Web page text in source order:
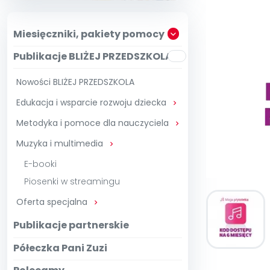
Strefy,
Kuratora
Testuj przez 7 dni Pełen
Dodaj wpis
Miesięczniki, pakiety pomocy
Publikacje BLIŻEJ PRZEDSZKOLA
Nowości BLIŻEJ PRZEDSZKOLA
Edukacja i wsparcie rozwoju dziecka

Metodyka i pomoce dla nauczyciela 
Muzyka i multimedia 
E-booki
Piosenki w streamingu
Oferta specjalna

Publikacje partnerskie
Półeczka Pani Zuzi